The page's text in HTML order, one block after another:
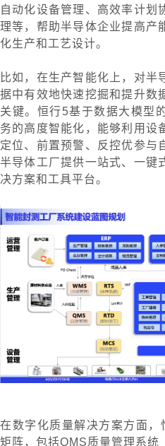
自动化设备管理、高效率计划
理等，帮助半导体企业提高产
化生产和工艺设计。
比如，在生产智能化上，对半
据中有效地快速挖掘和提升数
关键。恒行5基于数据大模型
务的高度智能化，能够利用设
定位、前置预警、反控优参与
半导体工厂提供一站式、一键
决方案和工具平台。
在数字化质量解决方案方面
矩阵，包括QMS质量管理系统